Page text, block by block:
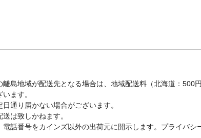
島地域が配送先となる場合は、地域配送料（北海道：
ます。
通り届かない場合がございます。
は致しかねます。
話番号をカインズ以外の出荷元に開示します。プライバシ